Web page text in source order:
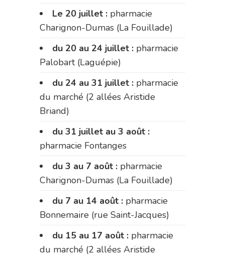
Le 20 juillet : pharmacie
Charignon-Dumas (La Fouillade)
du 20 au 24 juillet : pharmacie
Palobart (Laguépie)
du 24 au 31 juillet : pharmacie
du marché (2 allées Aristide
Briand)
du 31 juillet au 3 août :
pharmacie Fontanges
du 3 au 7 août : pharmacie
Charignon-Dumas (La Fouillade)
du 7 au 14 août : pharmacie
Bonnemaire (rue Saint-Jacques)
du 15 au 17 août : pharmacie
du marché (2 allées Aristide